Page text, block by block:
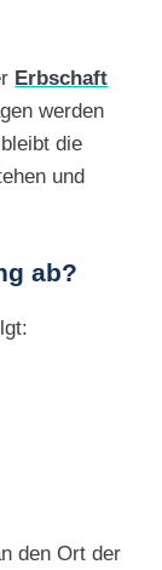
Erbschaft
werden
die
und
ab?
den Ort der